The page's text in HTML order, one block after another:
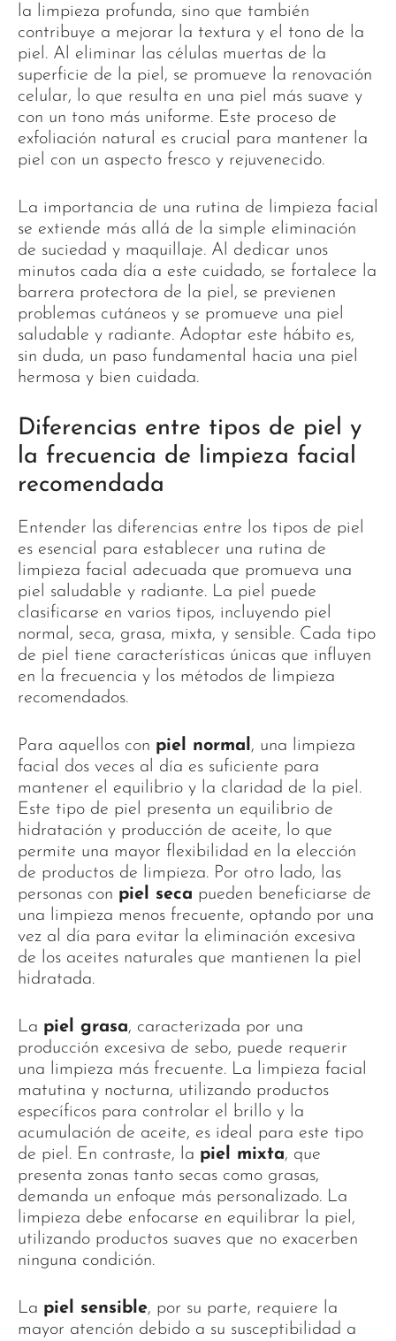
la limpieza profunda, sino que también
contribuye a mejorar la textura y el tono de la
piel. Al eliminar las células muertas de la
superficie de la piel, se promueve la renovación
celular, lo que resulta en una piel más suave y
con un tono más uniforme. Este proceso de
exfoliación natural es crucial para mantener la
piel con un aspecto fresco y rejuvenecido.
La importancia de una rutina de limpieza facial
se extiende más allá de la simple eliminación
de suciedad y maquillaje. Al dedicar unos
minutos cada día a este cuidado, se fortalece la
barrera protectora de la piel, se previenen
problemas cutáneos y se promueve una piel
saludable y radiante. Adoptar este hábito es,
sin duda, un paso fundamental hacia una piel
hermosa y bien cuidada.
Diferencias entre tipos de piel y
la frecuencia de limpieza facial
recomendada
Entender las diferencias entre los tipos de piel
es esencial para establecer una rutina de
limpieza facial adecuada que promueva una
piel saludable y radiante. La piel puede
clasificarse en varios tipos, incluyendo piel
normal, seca, grasa, mixta, y sensible. Cada tipo
de piel tiene características únicas que influyen
en la frecuencia y los métodos de limpieza
recomendados.
Para aquellos con piel normal , una limpieza
facial dos veces al día es suficiente para
mantener el equilibrio y la claridad de la piel.
Este tipo de piel presenta un equilibrio de
hidratación y producción de aceite, lo que
permite una mayor flexibilidad en la elección
de productos de limpieza. Por otro lado, las
personas con piel seca pueden beneficiarse de
una limpieza menos frecuente, optando por una
vez al día para evitar la eliminación excesiva
de los aceites naturales que mantienen la piel
hidratada.
La piel grasa, caracterizada por una
producción excesiva de sebo, puede requerir
una limpieza más frecuente. La limpieza facial
matutina y nocturna, utilizando productos
específicos para controlar el brillo y la
acumulación de aceite, es ideal para este tipo
de piel. En contraste, la piel mixta, que
presenta zonas tanto secas como grasas,
demanda un enfoque más personalizado. La
limpieza debe enfocarse en equilibrar la piel,
utilizando productos suaves que no exacerben
ninguna condición.
La piel sensible, por su parte, requiere la
mayor atención debido a su susceptibilidad a